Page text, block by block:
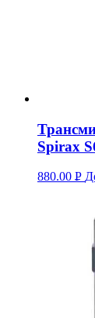
Spirax
880.00 Р